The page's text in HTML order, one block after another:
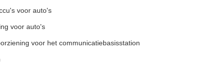
voor auto's
voor auto's
voor het communicatiebasisstation